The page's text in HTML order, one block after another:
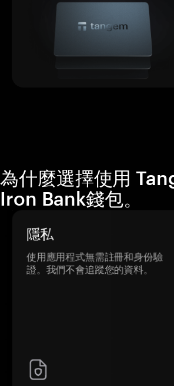
為什麼選擇使用
Iron Bank錢包。
隱私
使用應用程式無需註冊和身份驗
證。我們不會追蹤您的資料。